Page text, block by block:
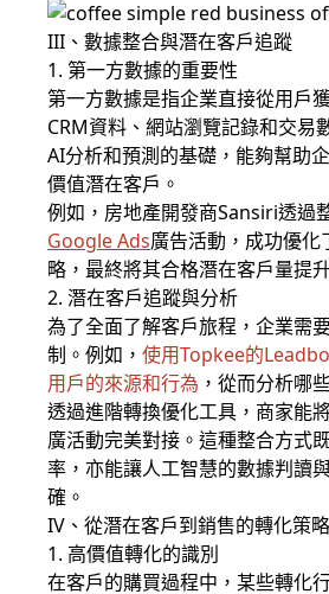
III、數據整合與潛在客戶追蹤
1. 第一方數據的重要性
第一方數據是指企業直接從用戶
CRM資料、網站瀏覽記錄和交易
AI分析和預測的基礎，能夠幫助
價值潛在客戶。
例如，房地產開發商Sansiri透過
Google Ads廣告活動，成功優
略，最終將其合格潛在客戶量提
2. 潛在客戶追蹤與分析
為了全面了解客戶旅程，企業需
制。例如， 使用Topkee的
用戶的來源和行為 ，從而分析哪
透過進階轉換優化工具，商家能
廣活動完美對接。這種整合方式
率，亦能讓人工智慧的數據判讀
確。
IV、從潛在客戶到銷售的轉化策略
1. 高價值轉化的識別
在客戶的購買過程中，某些轉化